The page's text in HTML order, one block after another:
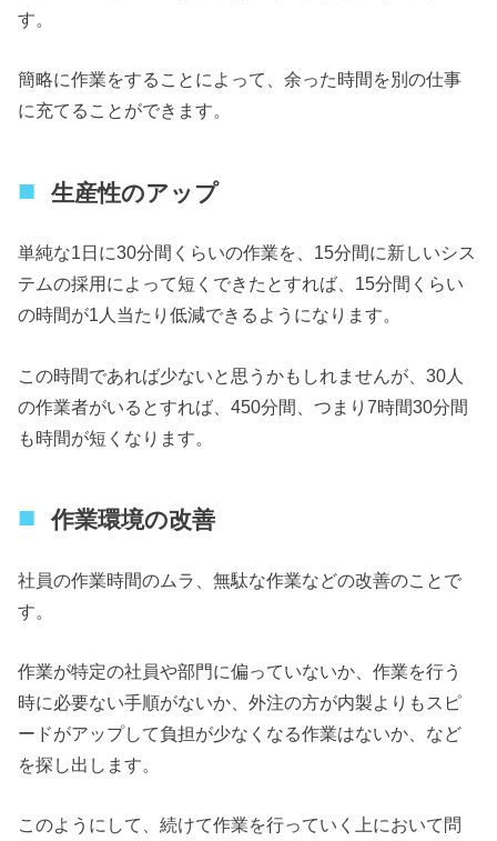
す。
簡略に作業をすることによって、余った時間を別の仕事
に充てることができます。
生産性のアップ
単純な1日に30分間くらいの作業を、15分間に新しいシス
テムの採用によって短くできたとすれば、15分間くらい
の時間が1人当たり低減できるようになります。
この時間であれば少ないと思うかもしれませんが、30人
の作業者がいるとすれば、450分間、つまり7時間30分間
も時間が短くなります。
作業環境の改善
社員の作業時間のムラ、無駄な作業などの改善のことで
す。
作業が特定の社員や部門に偏っていないか、作業を行う
時に必要ない手順がないか、外注の方が内製よりもスピ
ードがアップして負担が少なくなる作業はないか、など
を探し出します。
このようにして、続けて作業を行っていく上において問